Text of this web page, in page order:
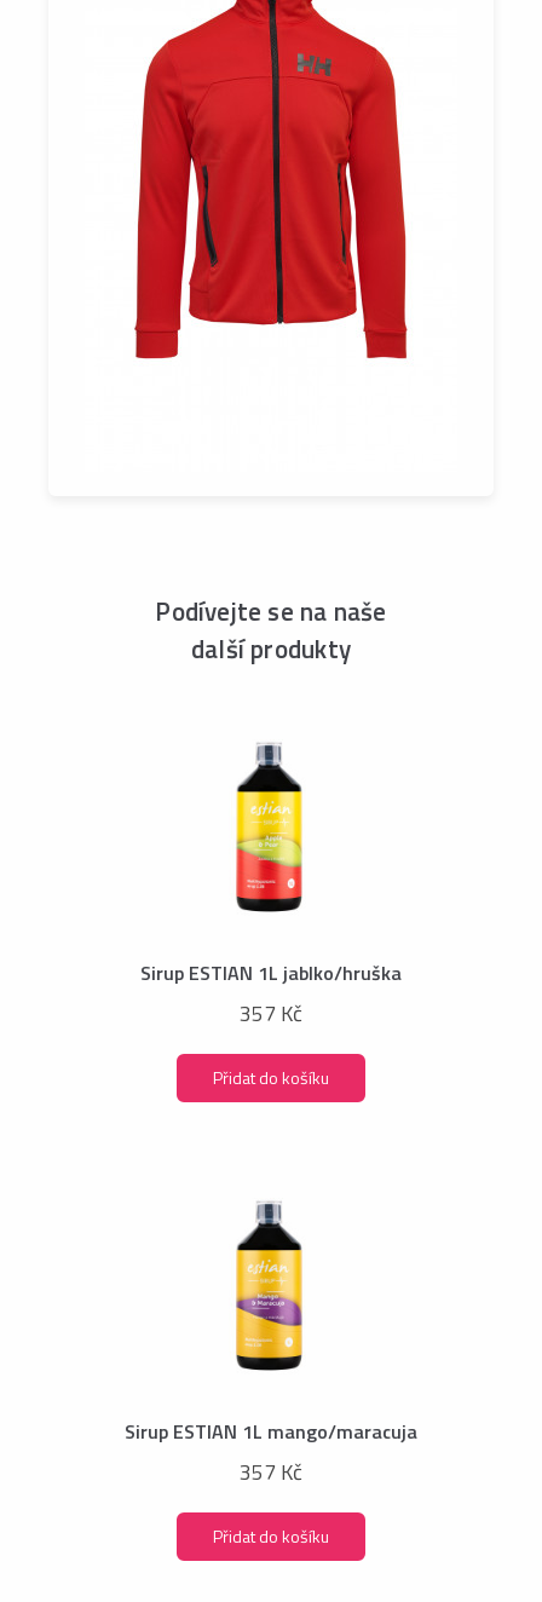
Podívejte se na naše
další produkty
Sirup ESTIAN 1L jablko/hruška
357 Kč
Přidat do košíku
Sirup ESTIAN 1L mango/maracuja
357 Kč
Přidat do košíku